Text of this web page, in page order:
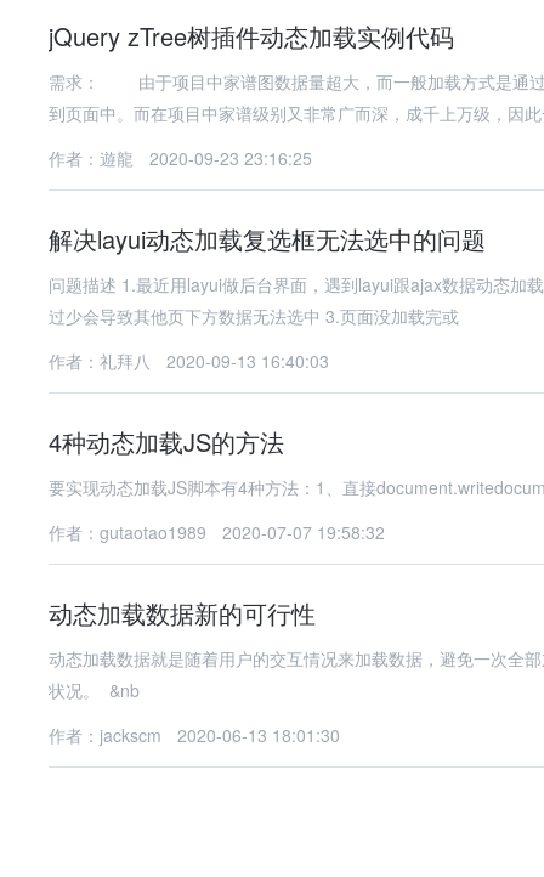
jQuery zTree树插件动态加载实例代码
需求： 由于项目中家谱图数据量超大，而一般加载方式是通
到页面中。而在项目中家谱级别又非常广而深，成千上万级，因
作者：遊龍
2020-09-23 23:16:25
解决layui动态加载复选框无法选中的问题
问题描述 1.最近用layui做后台界面，遇到layui跟ajax数据动态加
过少会导致其他页下方数据无法选中 3.页面没加载完或
作者：礼拜八
2020-09-13 16:40:03
4种动态加载JS的方法
要实现动态加载JS脚本有4种方法：1、直接
作者：gutaotao1989
2020-07-07 19:58:32
动态加载数据新的可行性
动态加载数据就是随着用户的交互情况来加载数据，避免一次
状况。 &nb
作者：jackscm
2020-06-13 18:01:30